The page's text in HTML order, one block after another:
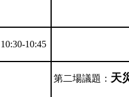
10:30-10:45
第二場議題： 天